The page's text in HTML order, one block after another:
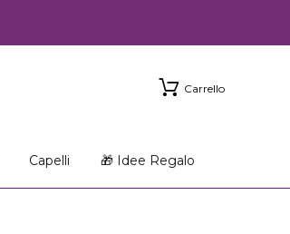
Carrello
Capelli 🎁 Idee Regalo